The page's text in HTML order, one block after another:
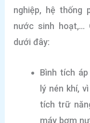
nghiệp, hệ thống
nước sinh hoạt,…
dưới đây:
Bình tích
lý nén khí,
tích trữ
máy bơm